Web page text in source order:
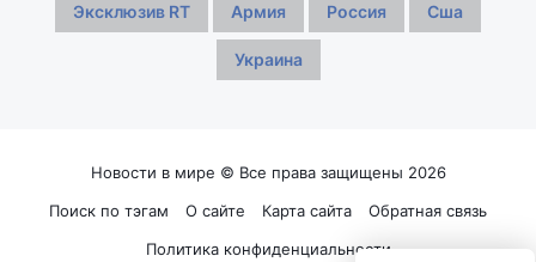
Эксклюзив RT Армия Россия Сша
Украина
Новости в мире © Все права защищены 2026
Поиск по тэгам
О сайте Карта сайта
Обратная связь
Политика конфиденциальности